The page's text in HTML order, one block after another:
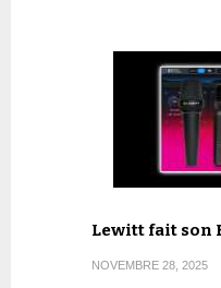
Lewitt fait son
NOVEMBRE 28, 2025